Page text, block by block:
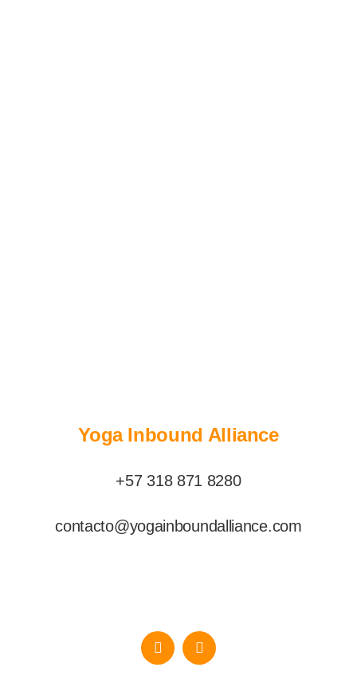
Yoga Inbound Alliance
+57 318 871 8280
contacto@yogainboundalliance.com